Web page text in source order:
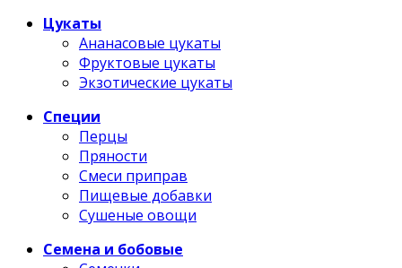
Цукаты
Ананасовые цукаты
Фруктовые цукаты
Экзотические цукаты
Специи
Перцы
Пряности
Смеси приправ
Пищевые добавки
Сушеные овощи
Семена и бобовые